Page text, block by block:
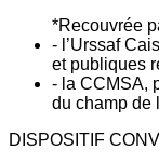
*Recouvrée
- l’Urssaf
et publiques
- la CCMSA,
du champ de
DISPOSITIF